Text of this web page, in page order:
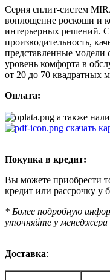
Серия сплит-систем
воплощение роскоши и
интерьерных решений.
производительность,
представленные модели
уровень комфорта в
от 20 до 70 квадратных
Оплата:
а также
скачать
Покупка в кредит:
Вы можете приобрести
кредит или рассрочку у
* Более подробную
уточняйте у менеджера
Доставка: